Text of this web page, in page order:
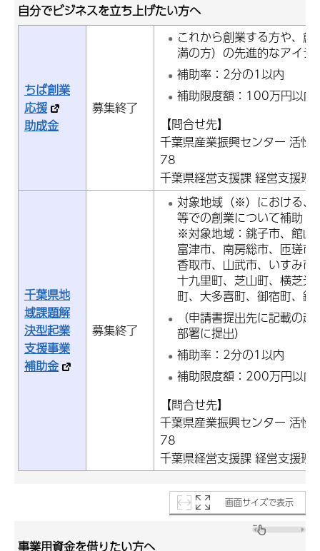
自分でビジネスを立ち上げたい方へ
ちば創業
応援
助成金
募集終了
これから創業する方や、
満の方）の先進的なアイデ
補助率：2分の1以内
補助限度額：100万円以内
【問合せ先】
千葉県産業振興センター 活
78
千葉県経営支援課 経営支援
千葉県地
域課題解
決型起業
支援事業
補助金
募集終了
対象地域（※）における、
等での創業について補助
※対象地域：銚子市、館山
富津市、南房総市、匝瑳市
香取市、山武市、いすみ
十九里町、芝山町、横芝
町、大多喜町、御宿町、鋸
（申請書提出先に記載の
部署に提出）
補助率：2分の1以内
補助限度額：200万円以内
【問合せ先】
千葉県産業振興センター 活
78
千葉県経営支援課 経営支援
画面サイズで表示
事業用資金を借りたい方へ